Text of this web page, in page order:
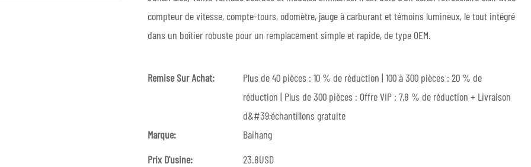
compteur de vitesse, compte-tours, odomètre, jauge à carburant et témoins lumineux, le tout intégré
dans un boîtier robuste pour un remplacement simple et rapide, de type OEM.
Remise Sur Achat:
Plus de 40 pièces : 10 % de réduction | 100 à 300 pièces : 20 % de
réduction | Plus de 300 pièces : Offre VIP : 7,8 % de réduction + Livraison
d&#39;échantillons gratuite
Marque:
Baihang
Prix ​​d'usine:
23.8USD